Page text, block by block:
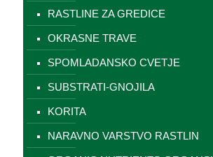
RASTLINE ZA GREDICE
OKRASNE TRAVE
SPOMLADANSKO CVETJE
SUBSTRATI-GNOJILA
KORITA
NARAVNO VARSTVO RASTLIN